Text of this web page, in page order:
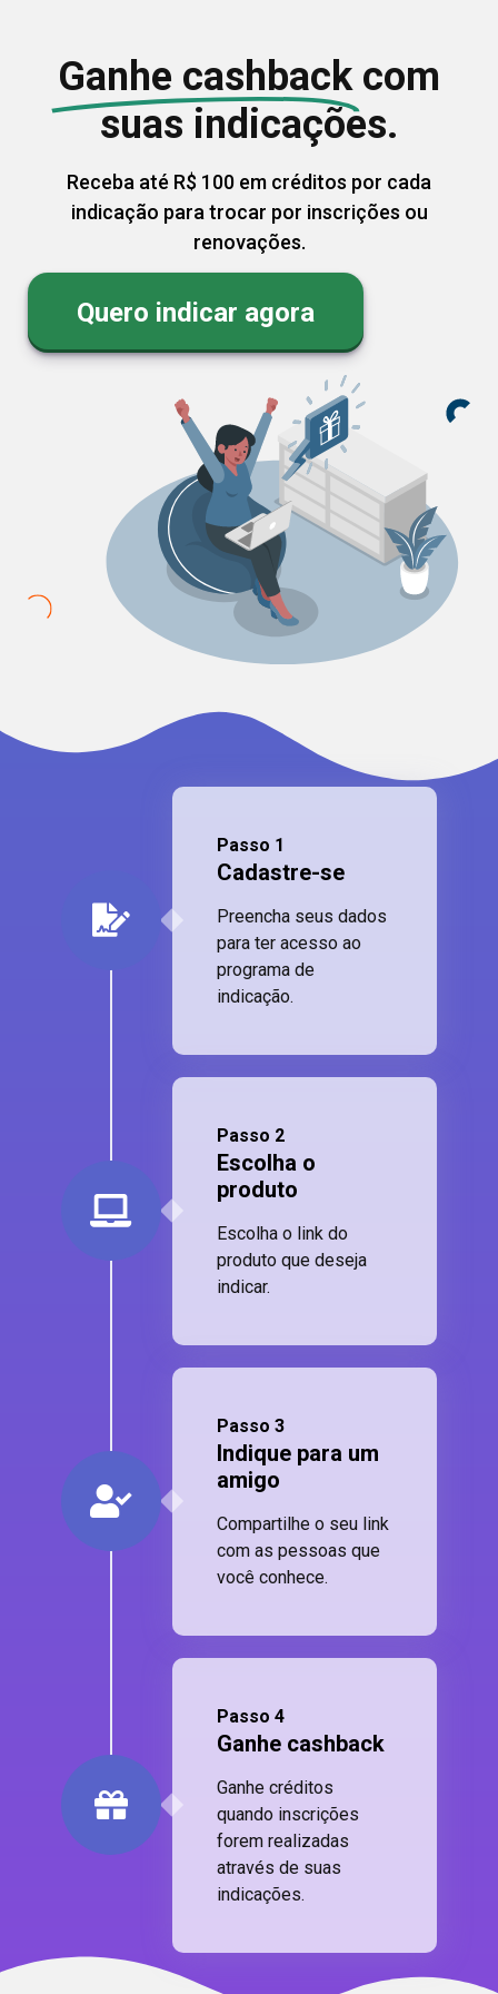
Ganhe cashback com
suas indicações.
Receba até R$ 100 em créditos por cada
indicação para trocar por inscrições ou
renovações.
Quero indicar agora
Passo 1
Cadastre-se
Preencha seus dados
para ter acesso ao
programa de
indicação.
Passo 2
Escolha o
produto
Escolha o link do
produto que deseja
indicar.
Passo 3
Indique para um
amigo
Compartilhe o seu link
com as pessoas que
você conhece.
Passo 4
Ganhe cashback
Ganhe créditos
quando inscrições
forem realizadas
através de suas
indicações.